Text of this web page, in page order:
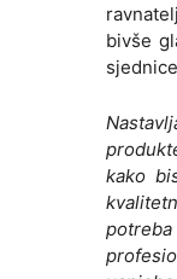
bivše
kako